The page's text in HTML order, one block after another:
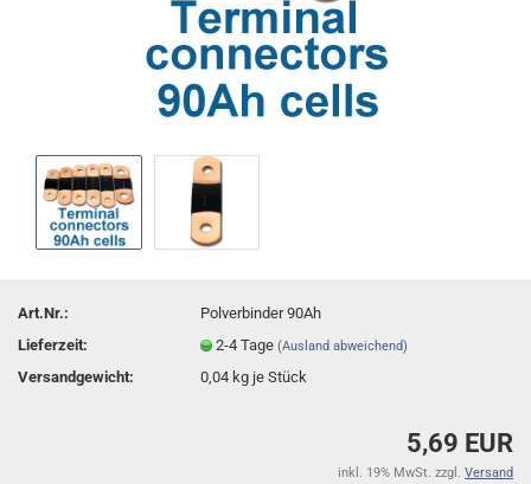
Art.Nr.:
Polverbinder 90Ah
Lieferzeit:
2-4 Tage(Ausland abweichend)
Versandgewicht: 0,04 kg je Stück
5,69 EUR
inkl. 19% MwSt. zzgl. Versand